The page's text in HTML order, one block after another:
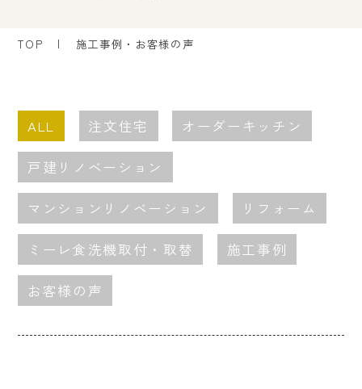
TOP 施工事例・お客様の声
ALL 注文住宅 オーダーキッチン
戸建リノベーション
マンションリノベーション リフォーム
ミーレ食洗機取付・取替 施工事例
お客様の声